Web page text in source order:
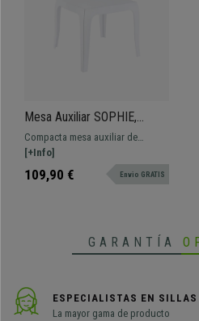
Mesa Auxiliar SOPHIE,
50x50 cm, Apilable, color
Blanco
Compacta mesa auxiliar de
dimensiones 50x50 cm. De
robusto plástico disponible en
varios colores.
[+Info]
109,90 € Envio GRATIS
GARANTÍA
ESPECIALISTAS EN
La mayor gama de producto